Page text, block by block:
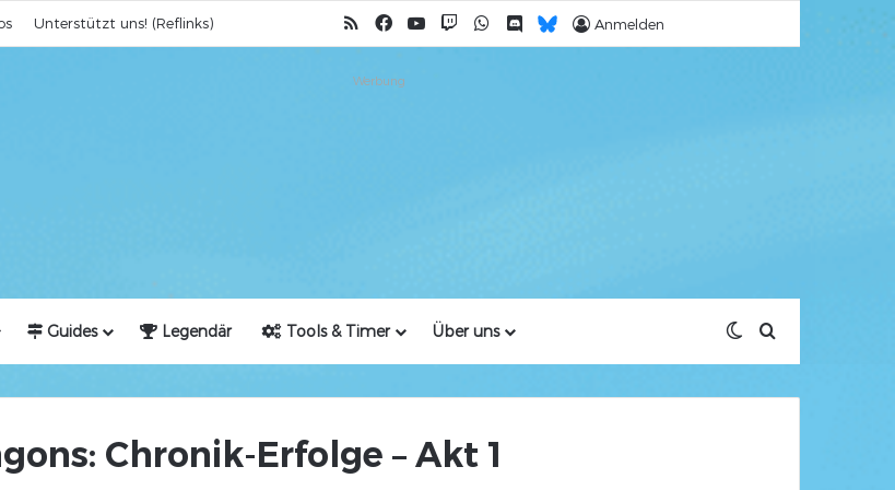
Unterstützt uns! (Reflinks) RSSFacebook
YouTubeTwitchWhatsApp
DiscordBluesky
Anmelden
Werbung
Guides Legendär Tools & Timer Über uns Skin umschalten
Chronik-Erfolge – Akt 1